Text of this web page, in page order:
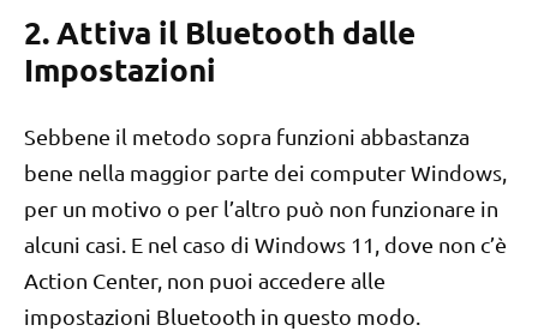
2. Attiva il Bluetooth dalle
Impostazioni
Sebbene il metodo sopra funzioni abbastanza
bene nella maggior parte dei computer Windows,
per un motivo o per l’altro può non funzionare in
alcuni casi. E nel caso di Windows 11, dove non c’è
Action Center, non puoi accedere alle
impostazioni Bluetooth in questo modo.